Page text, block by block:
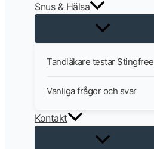
Snus & Hälsa
Tandläkare testar Stingfree
Vanliga frågor och svar
Kontakt